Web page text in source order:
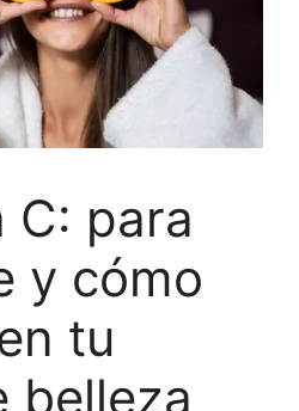
C: para
y cómo
tu
belleza